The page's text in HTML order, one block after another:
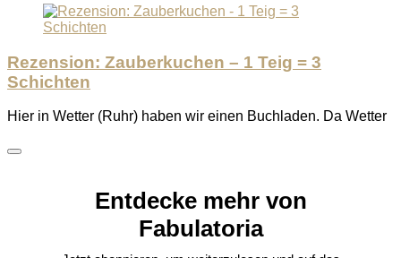
Rezension: Zauberkuchen – 1 Teig = 3
Schichten
Hier in Wetter (Ruhr) haben wir einen Buchladen. Da Wetter
Entdecke mehr von
Fabulatoria